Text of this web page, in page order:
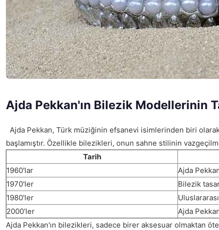
Ajda Pekkan'ın Bilezik Modellerinin
Ajda Pekkan, Türk müziğinin efsanevi isimlerinden biri
başlamıştır. Özellikle bilezikleri, onun sahne stilinin
Tarih
1960'lar
Ajda
1970'ler
Bilezik
1980'ler
2000'ler
Ajda
Ajda Pekkan'ın bilezikleri, sadece birer aksesuar olmaktan